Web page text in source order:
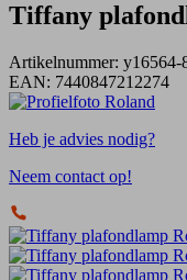
Tiffany
Artikelnummer: y16564-
EAN: 7440847212274
Heb je advies nodig?
Neem contact op!